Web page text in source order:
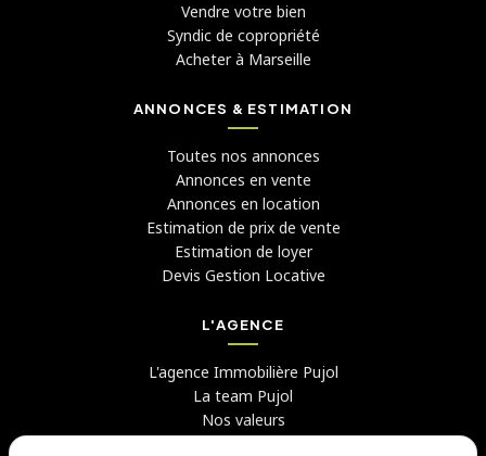
Vendre votre bien
Syndic de copropriété
Acheter à Marseille
ANNONCES & ESTIMATION
Toutes nos annonces
Annonces en vente
Annonces en location
Estimation de prix de vente
Estimation de loyer
Devis Gestion Locative
L'AGENCE
L'agence Immobilière Pujol
La team Pujol
Nos valeurs
Avis clients